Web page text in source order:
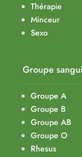
Thérapie
Minceur
Sexo
Groupe
Groupe A
Groupe B
Groupe AB
Groupe O
Rhesus